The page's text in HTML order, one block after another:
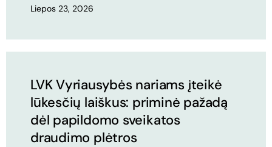
Liepos 23, 2026
LVK Vyriausybės nariams įteikė
lūkesčių laiškus: priminė pažadą
dėl papildomo sveikatos
draudimo plėtros